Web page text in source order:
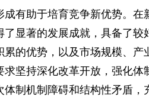
成有助于培育竞争新优势。
显著的发展成就，具备了较
累的优势，以及市场规模、
求坚持深化改革开放，强化
体制机制障碍和结构性矛盾